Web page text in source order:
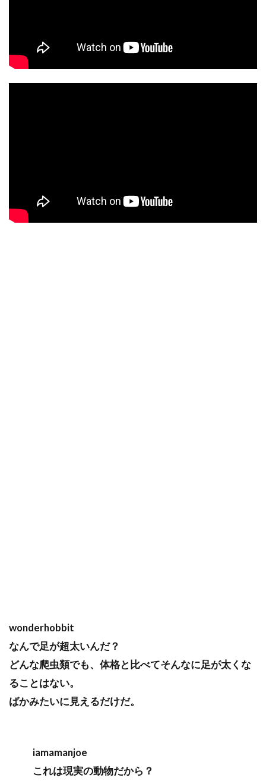
wonderhobbit
なんで足が超太いんだ？
どんな爬虫類でも、体格と比べてそんなに足が太くな
ることはない。
ばかみたいに見えるだけだ。
iamamanjoe
これは現実の動物だから？